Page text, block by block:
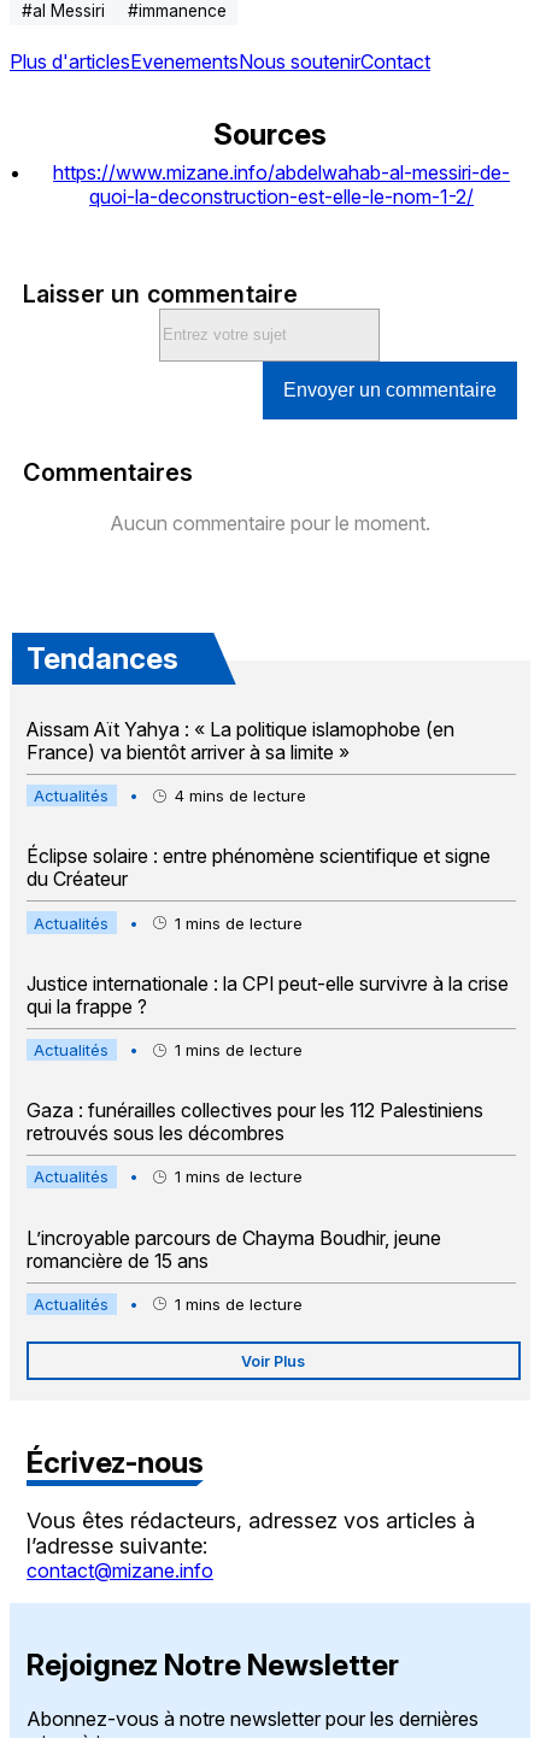
#al Messiri #immanence
Plus d'articlesEvenementsNous soutenirContact
Sources
https://www.mizane.info/abdelwahab-al-messiri-de-
quoi-la-deconstruction-est-elle-le-nom-1-2/
Laisser un commentaire
Envoyer un commentaire
Commentaires
Aucun commentaire pour le moment.
Tendances
Aissam Aït Yahya : « La politique islamophobe (en
France) va bientôt arriver à sa limite »
Actualités • 4 mins de lecture
Éclipse solaire : entre phénomène scientifique et signe
du Créateur
Actualités • 1 mins de lecture
Justice internationale : la CPI peut-elle survivre à la crise
qui la frappe ?
Actualités • 1 mins de lecture
Gaza : funérailles collectives pour les 112 Palestiniens
retrouvés sous les décombres
Actualités • 1 mins de lecture
L’incroyable parcours de Chayma Boudhir, jeune
romancière de 15 ans
Actualités • 1 mins de lecture
Voir Plus
Écrivez-nous
Vous êtes rédacteurs, adressez vos articles à
l’adresse suivante:
contact@mizane.info
Rejoignez Notre Newsletter
Abonnez-vous à notre newsletter pour les dernières